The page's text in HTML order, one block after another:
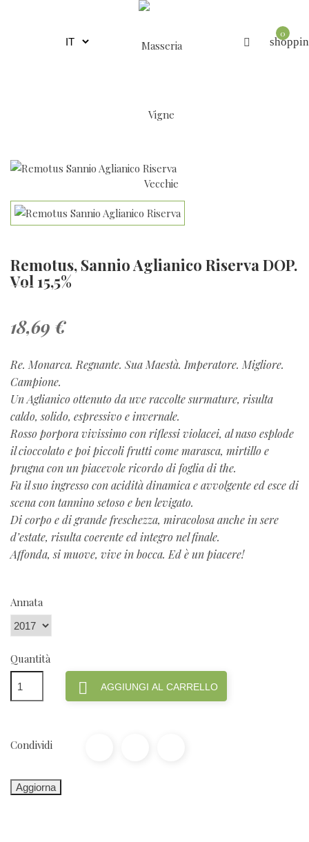
0
Remotus, Sannio Aglianico Riserva DOP.
Vol 15,5%
18,69 €
Re. Monarca. Regnante. Sua Maestà. Imperatore. Migliore.
Campione.
Un Aglianico ottenuto da uve raccolte surmature, risulta
caldo, solido, espressivo e invernale.
Rosso porpora vivissimo con riflessi violacei, al naso esplode
il cioccolato e poi piccoli frutti come marasca, mirtillo e
prugna con un piacevole ricordo di foglia di the.
Fa il suo ingresso con acidità dinamica e avvolgente ed esce di
scena con tannino setoso e ben levigato.
Di corpo e di grande freschezza, miracolosa anche in sere
d’estate, risulta coerente ed integro nel finale.
Affonda, si muove, vive in bocca. Ed è un piacere!
Annata
Quantità
 AGGIUNGI AL CARRELLO
Condividi